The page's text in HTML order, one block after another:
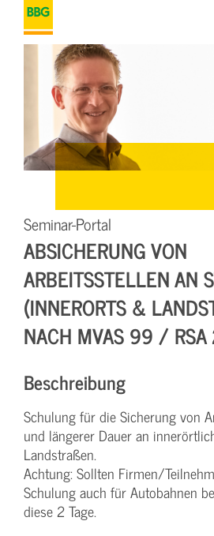
Seminar-Portal
ABSICHERUNG VON
ARBEITSSTELLEN AN
INNERORTS &
CH MVAS 99 / RSA 21
Beschreibung
Schulung für die Sicherung von
und längerer Dauer an
Landstraßen.
Achtung: Sollten Firmen/
Schulung auch für Autobahnen
diese 2 Tage.